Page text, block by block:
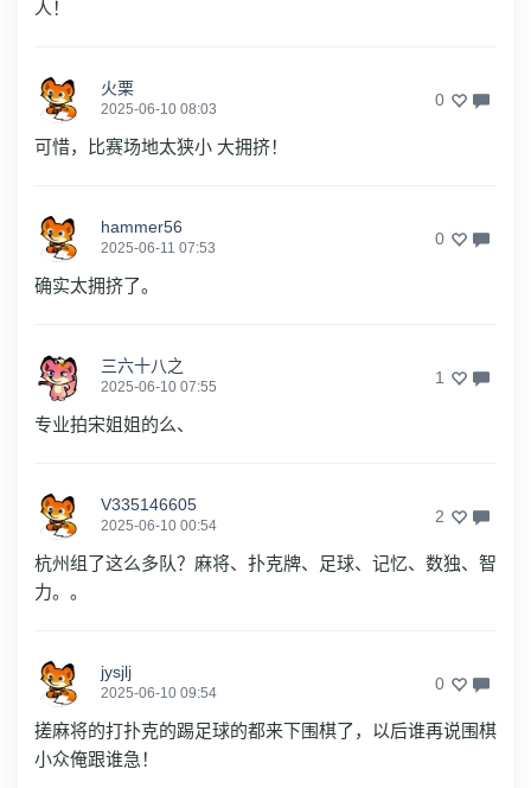
人！
火栗
2025-06-10 08:03 0
可惜，比赛场地太狭小 大拥挤！
hammer56
2025-06-11 07:53 0
确实太拥挤了。
三六十八之
2025-06-10 07:55 1
专业拍宋姐姐的么、
V335146605
2025-06-10 00:54 2
杭州组了这么多队？麻将、扑克牌、足球、记忆、数独、智
力。。
jysjlj
2025-06-10 09:54 0
搓麻将的打扑克的踢足球的都来下围棋了，以后谁再说围棋
小众俺跟谁急！